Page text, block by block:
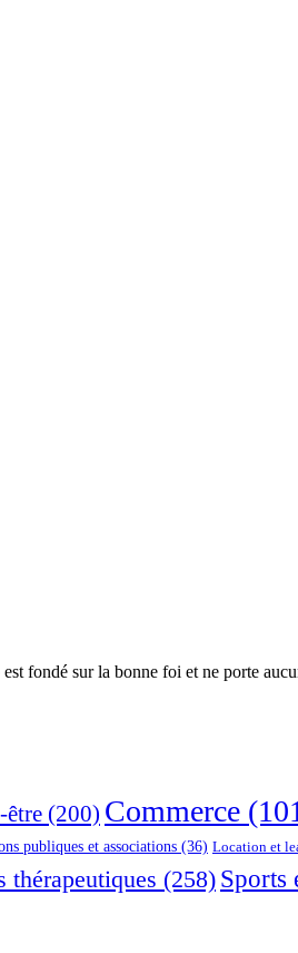
fondé sur la bonne foi et ne porte
être (200) Commerce
publiques et associations (36) Location et
thérapeutiques (258) Sports